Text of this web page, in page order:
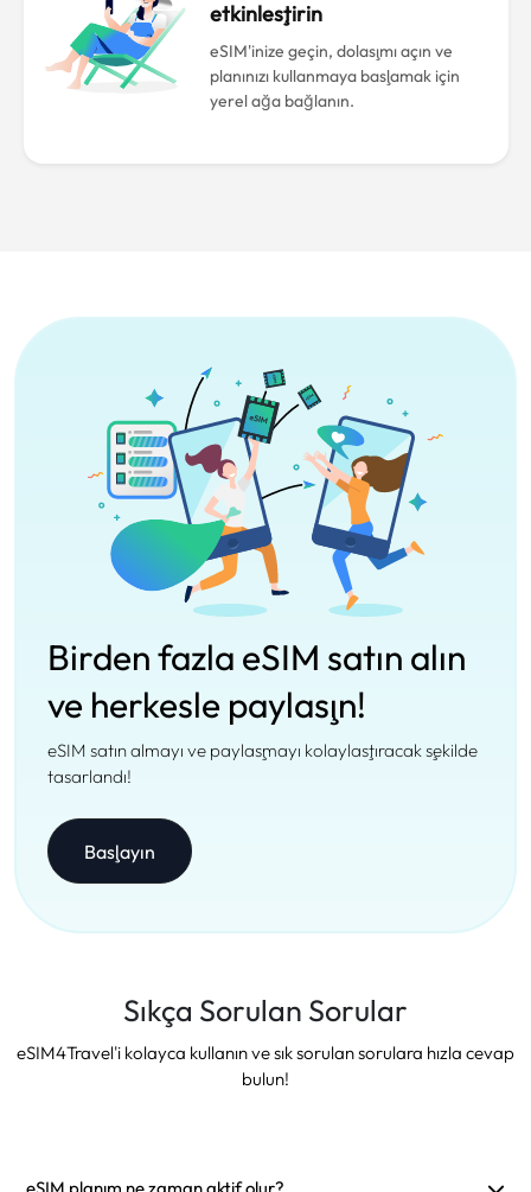
etkinleştirin
eSIM'inize geçin, dolaşımı açın ve
planınızı kullanmaya başlamak için
yerel ağa bağlanın.
Birden fazla eSIM satın alın
ve herkesle paylaşın!
eSIM satın almayı ve paylaşmayı kolaylaştıracak şekilde
tasarlandı!
Başlayın
Sıkça Sorulan Sorular
eSIM4Travel'i kolayca kullanın ve sık sorulan sorulara hızla cevap
bulun!